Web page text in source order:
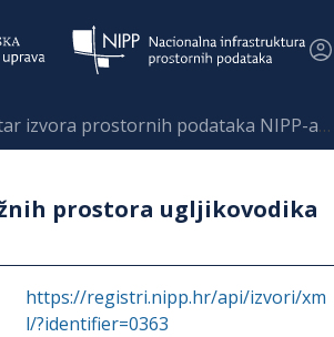
izvora prostornih podataka NIPP-a
prostora ugljikovodika
https://registri.nipp.hr/api/izvori/xm
l/?identifier=0363